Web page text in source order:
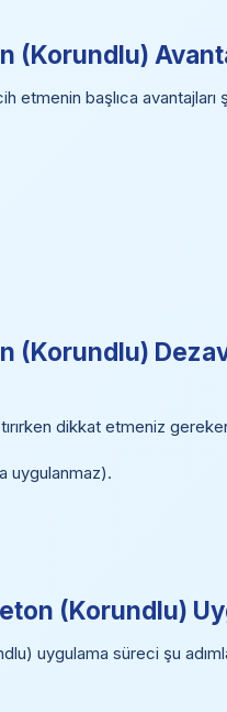
(Korundlu)
başlıca avantajları
(Korundlu)
dikkat etmeniz
uygulanmaz).
(Korundlu)
uygulama süreci şu